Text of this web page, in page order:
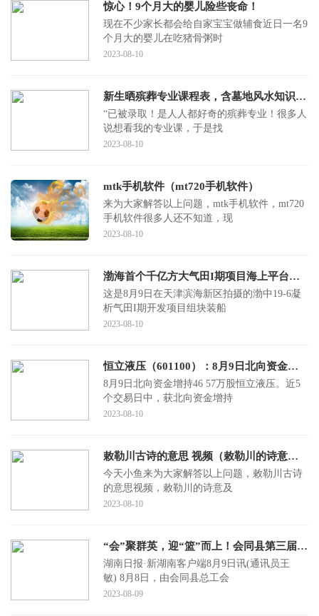
惊心！9个月大的婴儿险些丧命！
现在不少家长都会给自家宝宝做辅食近日一名9
个月大的婴儿在吃猪骨粥时
2023-08-10
新生晒殡葬专业课程表，含墓地风水知识，当事人：建议不要冲动报考
“已被录取！是人人都好奇的殡葬专业！很多人
说想看我的专业课，于是找
2023-08-10
mtk手机软件（mt720手机软件）
来为大家解答以上问题，mtk手机软件，mt720
手机软件很多人还不知道，现
2023-08-10
渤海首个千亿方大气田I期项目海上平台在工厂建造完工
这是8月9日在天津滨海新区拍摄的渤中19-6凝
析气田I期开发项目组块装船
2023-08-10
恒立液压（601100）：8月9日北向资金增持46.57万股
8月9日北向资金增持46 57万股恒立液压。近5
个交易日中，获北向资金增持
2023-08-10
敕勒川古诗的意思 视频（敕勒川的诗意及赏析）
今天小鱼来为大家解答以上问题，敕勒川古诗
的意思视频，敕勒川的诗意及
2023-08-10
“会”聚群英，迎“篮”而上！会同县第三届“工会杯”职工篮球赛开赛
湖南日报·新湖南客户端8月9日讯(通讯员王
敏) 8月8日，由会同县总工会
2023-08-09